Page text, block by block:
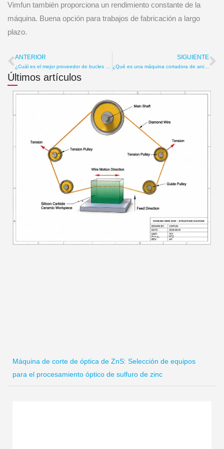
Vimfun también proporciona un rendimiento constante de la
máquina. Buena opción para trabajos de fabricación a largo
plazo.
Anterior
ANTERIOR SIGUIENTE
¿Qué es una máquina cortadora de anillos CNC? Tipos, Velocidad, Guía
Últimos artículos
Máquina de corte de óptica de ZnS: Selección de equipos
para el procesamiento óptico de sulfuro de zinc